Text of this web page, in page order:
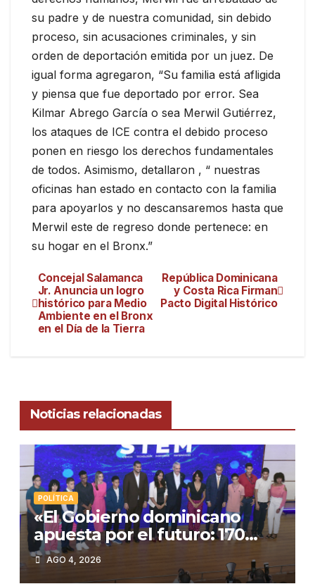
su padre y de nuestra comunidad, sin debido
proceso, sin acusaciones criminales, y sin
orden de deportación emitida por un juez. De
igual forma agregaron, “Su familia está afligida
y piensa que fue deportado por error. Sea
Kilmar Abrego García o sea Merwil Gutiérrez,
los ataques de ICE contra el debido proceso
ponen en riesgo los derechos fundamentales
de todos. Asimismo, detallaron , “ nuestras
oficinas han estado en contacto con la familia
para apoyarlos y no descansaremos hasta que
Merwil este de regreso donde pertenece: en
su hogar en el Bronx.”
República Dominicana
y Costa Rica Firman
Pacto Digital Histórico
Concejal Salamanca
Jr. Anuncia un logro
histórico para Medio
Ambiente en el Bronx
en el Día de la Tierra
Noticias relacionadas
POLÍTICA
«El Gobierno dominicano
apuesta por el futuro: 170
estudiantes premiados en
STEM»
AGO 4, 2026